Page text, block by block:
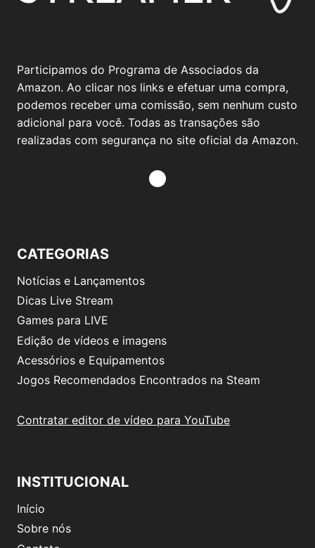
Participamos do Programa de Associados da
Amazon. Ao clicar nos links e efetuar uma compra,
podemos receber uma comissão, sem nenhum custo
adicional para você. Todas as transações são
realizadas com segurança no site oficial da Amazon.
CATEGORIAS
Notícias e Lançamentos
Dicas Live Stream
Games para LIVE
Edição de vídeos e imagens
Acessórios e Equipamentos
Jogos Recomendados Encontrados na Steam
Contratar editor de vídeo para YouTube
INSTITUCIONAL
Início
Sobre nós